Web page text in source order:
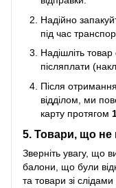
Надійно
під час
Надішліть
післяплати
Після
відділом, ми
карту протягом
5. Товари, що не
Зверніть увагу, що
балони, що були
та товари зі